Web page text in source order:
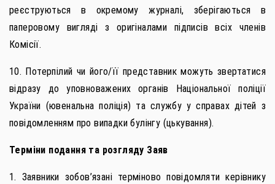
реєструються в окремому журналі, зберігаються в
паперовому вигляді з оригіналами підписів всіх членів
Комісії.
10. Потерпілий чи його/її представник можуть звертатися
відразу до уповноважених органів Національної поліції
України (ювенальна поліція) та службу у справах дітей з
повідомленням про випадки булінгу (цькування).
Терміни подання та розгляду Заяв
1. Заявники зобов’язані терміново повідомляти керівнику